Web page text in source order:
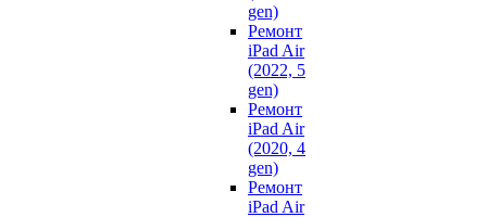
gen)
Ремонт
iPad Air
(2022, 5
gen)
Ремонт
iPad Air
(2020, 4
gen)
Ремонт
iPad Air